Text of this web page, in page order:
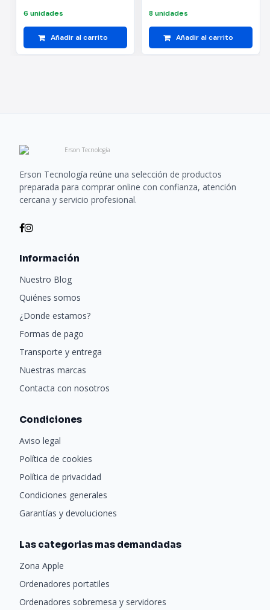
6 unidades
Añadir al carrito
8 unidades
Añadir al carrito
Erson Tecnología reúne una selección de productos
preparada para comprar online con confianza, atención
cercana y servicio profesional.
Información
Nuestro Blog
Quiénes somos
¿Donde estamos?
Formas de pago
Transporte y entrega
Nuestras marcas
Contacta con nosotros
Condiciones
Aviso legal
Política de cookies
Política de privacidad
Condiciones generales
Garantías y devoluciones
Las categorias mas demandadas
Zona Apple
Ordenadores portatiles
Ordenadores sobremesa y servidores